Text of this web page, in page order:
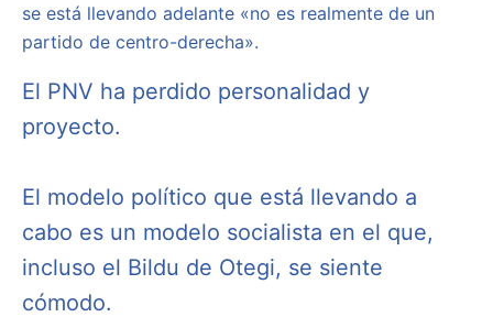
se está llevando adelante «no es realmente de un
partido de centro-derecha».
El PNV ha perdido personalidad y
proyecto.
El modelo político que está llevando a
cabo es un modelo socialista en el que,
incluso el Bildu de Otegi, se siente
cómodo.